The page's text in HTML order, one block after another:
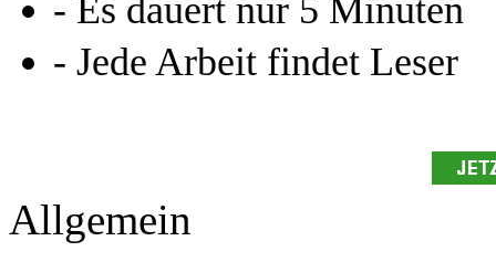
- Es dauert nur 5 Minuten
- Jede Arbeit findet Leser
Allgemein